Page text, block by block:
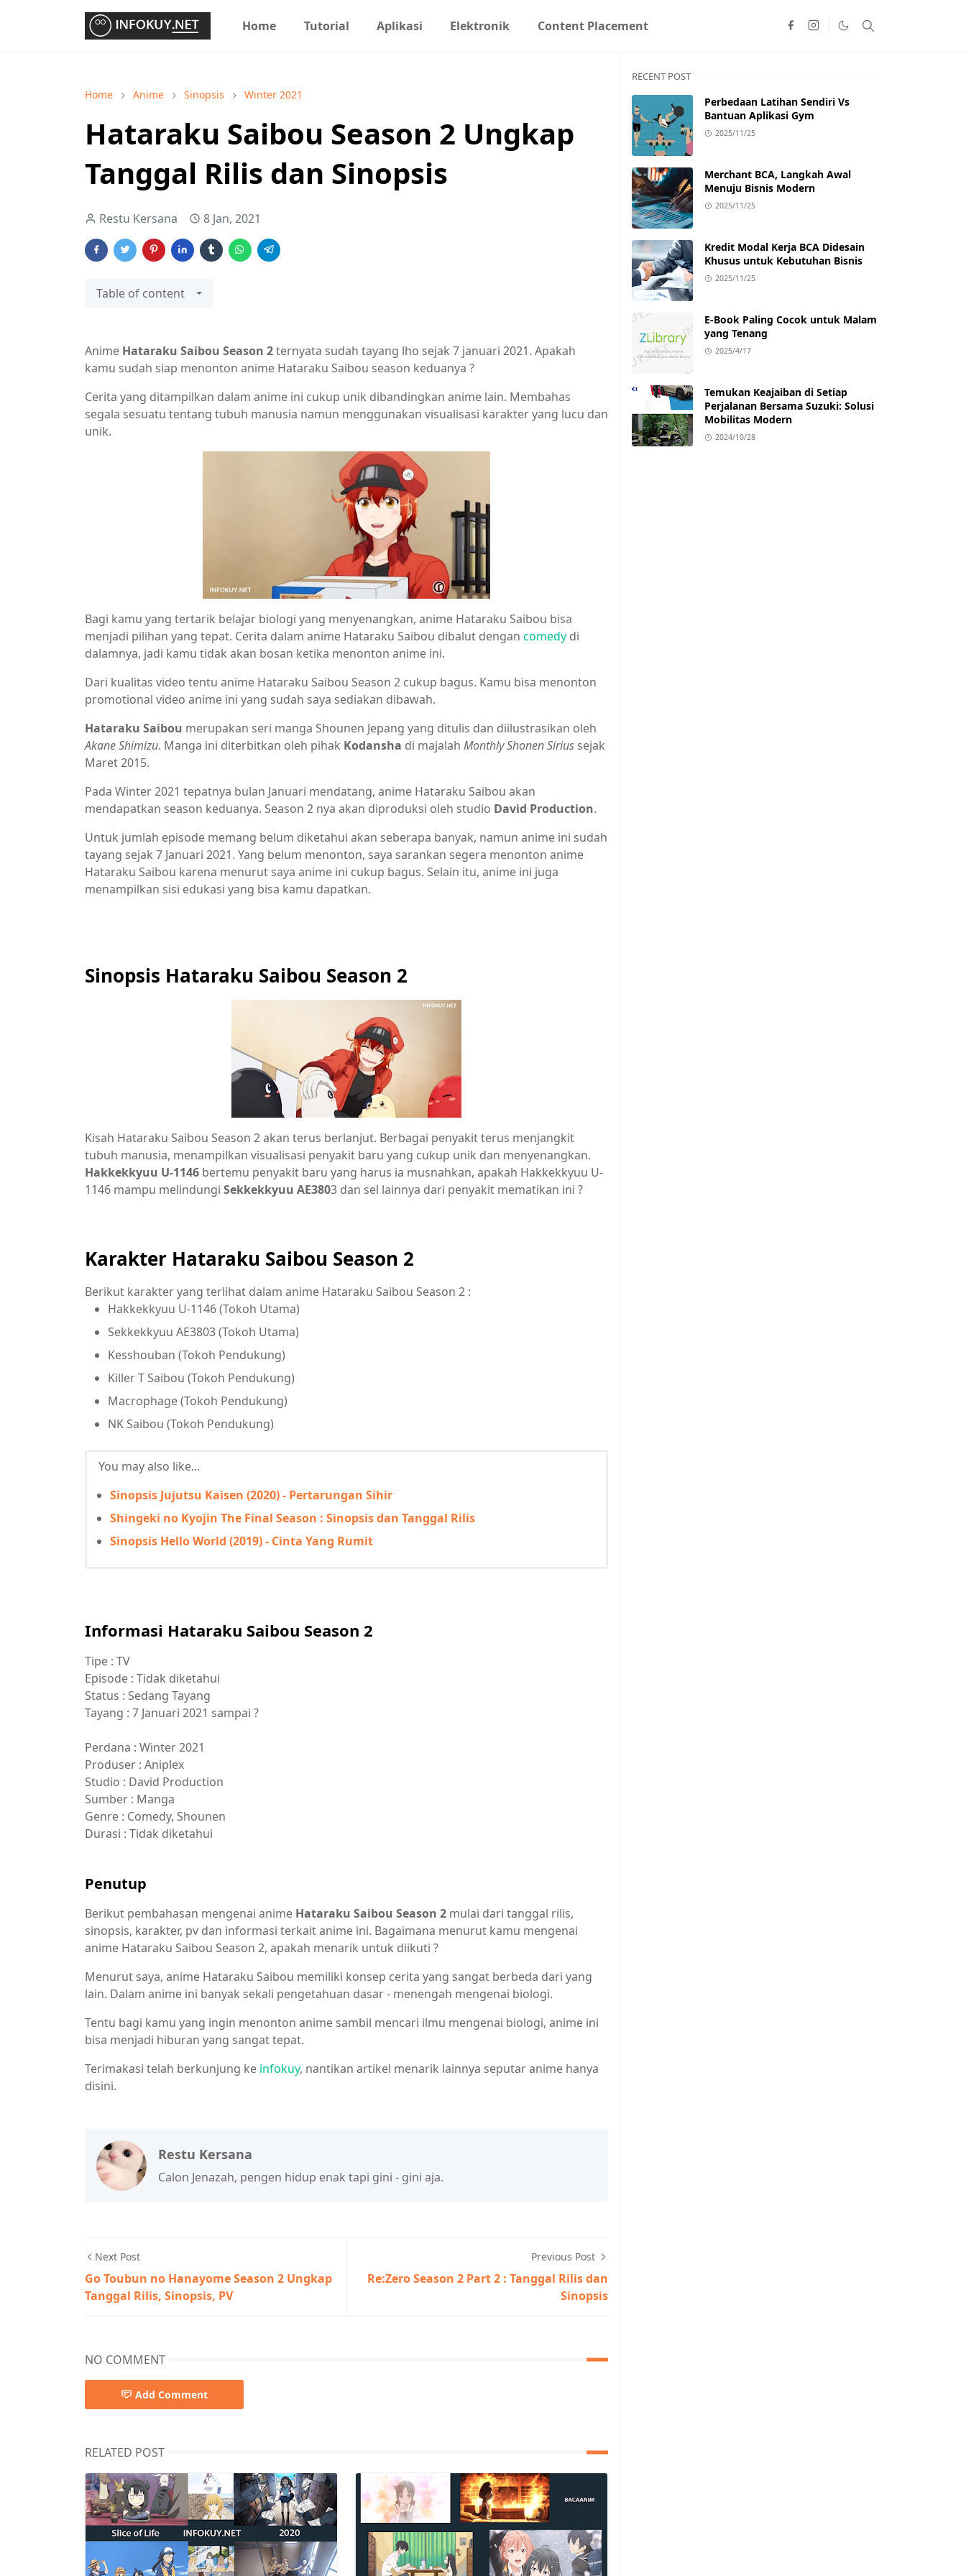
Home Tutorial Aplikasi Elektronik Content Placement
Home Anime Sinopsis Winter 2021
Hataraku Saibou Season 2 Ungkap
Tanggal Rilis dan Sinopsis
Restu Kersana 8 Jan, 2021
Table of content
Anime Hataraku Saibou Season 2ternyata sudah tayang lho sejak 7 januari 2021. Apakah
kamu sudah siap menonton anime Hataraku Saibou season keduanya ?
Cerita yang ditampilkan dalam anime ini cukup unik dibandingkan anime lain. Membahas
segala sesuatu tentang tubuh manusia namun menggunakan visualisasi karakter yang lucu dan
unik.
Bagi kamu yang tertarik belajar biologi yang menyenangkan, anime Hataraku Saibou bisa
menjadi pilihan yang tepat. Cerita dalam anime Hataraku Saibou dibalut dengan comedy di
dalamnya, jadi kamu tidak akan bosan ketika menonton anime ini.
Dari kualitas video tentu anime Hataraku Saibou Season 2 cukup bagus. Kamu bisa menonton
promotional video anime ini yang sudah saya sediakan dibawah.
Hataraku Saibou merupakan seri manga Shounen Jepang yang ditulis dan diilustrasikan oleh
Akane Shimizu. Manga ini diterbitkan oleh pihak Kodansha di majalah Monthly Shonen Sirius sejak
Maret 2015.
Pada Winter 2021 tepatnya bulan Januari mendatang, anime Hataraku Saibou akan
mendapatkan season keduanya. Season 2 nya akan diproduksi oleh studio David Production.
Untuk jumlah episode memang belum diketahui akan seberapa banyak, namun anime ini sudah
tayang sejak 7 Januari 2021. Yang belum menonton, saya sarankan segera menonton anime
Hataraku Saibou karena menurut saya anime ini cukup bagus. Selain itu, anime ini juga
menampilkan sisi edukasi yang bisa kamu dapatkan.
Sinopsis Hataraku Saibou Season 2
Kisah Hataraku Saibou Season 2 akan terus berlanjut. Berbagai penyakit terus menjangkit
tubuh manusia, menampilkan visualisasi penyakit baru yang cukup unik dan menyenangkan.
Hakkekkyuu U-1146 bertemu penyakit baru yang harus ia musnahkan, apakah Hakkekkyuu U-
1146 mampu melindungi Sekkekkyuu AE3803 dan sel lainnya dari penyakit mematikan ini ?
Karakter Hataraku Saibou Season 2
Berikut karakter yang terlihat dalam anime Hataraku Saibou Season 2 :
Hakkekkyuu U-1146 (Tokoh Utama)
Sekkekkyuu AE3803 (Tokoh Utama)
Kesshouban (Tokoh Pendukung)
Killer T Saibou (Tokoh Pendukung)
Macrophage (Tokoh Pendukung)
NK Saibou (Tokoh Pendukung)
You may also like...
Sinopsis Jujutsu Kaisen (2020) - Pertarungan Sihir
Shingeki no Kyojin The Final Season : Sinopsis dan Tanggal Rilis
Sinopsis Hello World (2019) - Cinta Yang Rumit
Informasi Hataraku Saibou Season 2
Tipe : TV
Episode : Tidak diketahui
Status : Sedang Tayang
Tayang : 7 Januari 2021 sampai ?
Perdana : Winter 2021
Produser : Aniplex
Studio : David Production
Sumber : Manga
Genre : Comedy, Shounen
Durasi : Tidak diketahui
Penutup
Berikut pembahasan mengenai anime Hataraku Saibou Season 2 mulai dari tanggal rilis,
sinopsis, karakter, pv dan informasi terkait anime ini. Bagaimana menurut kamu mengenai
anime Hataraku Saibou Season 2, apakah menarik untuk diikuti ?
Menurut saya, anime Hataraku Saibou memiliki konsep cerita yang sangat berbeda dari yang
lain. Dalam anime ini banyak sekali pengetahuan dasar - menengah mengenai biologi.
Tentu bagi kamu yang ingin menonton anime sambil mencari ilmu mengenai biologi, anime ini
bisa menjadi hiburan yang sangat tepat.
Terimakasi telah berkunjung ke infokuy, nantikan artikel menarik lainnya seputar anime hanya
disini.
Restu Kersana
Calon Jenazah, pengen hidup enak tapi gini - gini aja.
Next Post
Go Toubun no Hanayome Season 2 Ungkap
Tanggal Rilis, Sinopsis, PV
Previous Post
Re:Zero Season 2 Part 2 : Tanggal Rilis dan
Sinopsis
NO COMMENT
Add Comment
RELATED POST
RECENT POST
Perbedaan Latihan Sendiri Vs
Bantuan Aplikasi Gym
2025/11/25
Merchant BCA, Langkah Awal
Menuju Bisnis Modern
2025/11/25
Kredit Modal Kerja BCA Didesain
Khusus untuk Kebutuhan Bisnis
2025/11/25
E-Book Paling Cocok untuk Malam
yang Tenang
2025/4/17
Temukan Keajaiban di Setiap
Perjalanan Bersama Suzuki: Solusi
Mobilitas Modern
2024/10/28